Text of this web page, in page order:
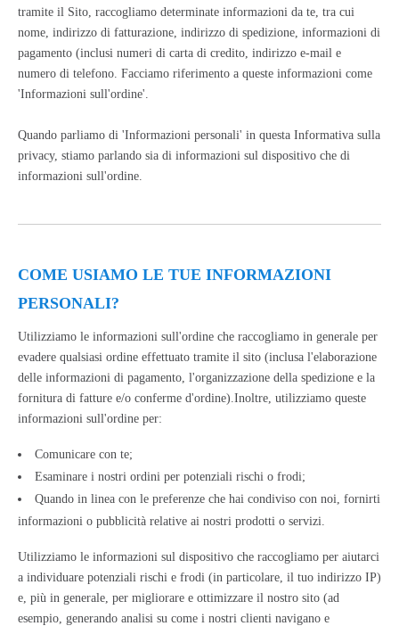
tramite il Sito, raccogliamo determinate informazioni da te, tra cui
nome, indirizzo di fatturazione, indirizzo di spedizione, informazioni di
pagamento (inclusi numeri di carta di credito, indirizzo e-mail e
numero di telefono. Facciamo riferimento a queste informazioni come
'Informazioni sull'ordine'.
Quando parliamo di 'Informazioni personali' in questa Informativa sulla
privacy, stiamo parlando sia di informazioni sul dispositivo che di
informazioni sull'ordine.
COME USIAMO LE TUE INFORMAZIONI
PERSONALI?
Utilizziamo le informazioni sull'ordine che raccogliamo in generale per
evadere qualsiasi ordine effettuato tramite il sito (inclusa l'elaborazione
delle informazioni di pagamento, l'organizzazione della spedizione e la
fornitura di fatture e/o conferme d'ordine).Inoltre, utilizziamo queste
informazioni sull'ordine per:
Comunicare con te;
Esaminare i nostri ordini per potenziali rischi o frodi;
Quando in linea con le preferenze che hai condiviso con noi, fornirti
informazioni o pubblicità relative ai nostri prodotti o servizi.
Utilizziamo le informazioni sul dispositivo che raccogliamo per aiutarci
a individuare potenziali rischi e frodi (in particolare, il tuo indirizzo IP)
e, più in generale, per migliorare e ottimizzare il nostro sito (ad
esempio, generando analisi su come i nostri clienti navigano e